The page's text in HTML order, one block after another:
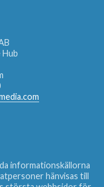
informationskällorna
hänvisas till